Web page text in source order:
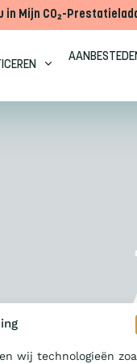
wij technologieën
in Mijn CO₂-